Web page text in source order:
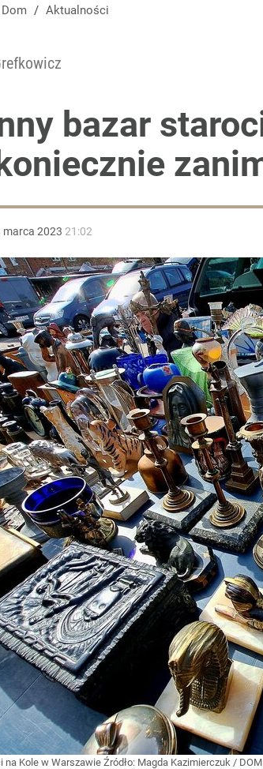
Dom / Aktualności
bazar
marca 2023 21:02
na Kole w Warszawie Źródło: Magda Kazimierczuk /